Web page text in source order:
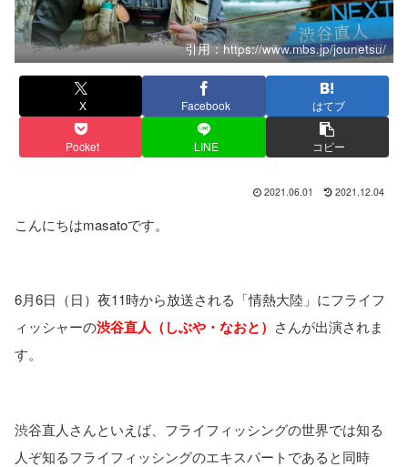
引用：https://www.mbs.jp/jounetsu/
X Facebook はてブ
Pocket LINE コピー
2021.06.01 2021.12.04
こんにちはmasatoです。
6月6日（日）夜11時から放送される「情熱大陸」にフライフ
ィッシャーの渋谷直人（しぶや・なおと） さんが出演されま
す。
渋谷直人さんといえば、フライフィッシングの世界では知る
人ぞ知るフライフィッシングのエキスパートであると同時